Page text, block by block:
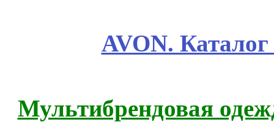
AVON.
Мультибрендовая